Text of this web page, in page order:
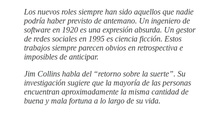
Los nuevos roles siempre han sido aquellos que nadie
podría haber previsto de antemano. Un ingeniero de
software en 1920 es una expresión absurda. Un gestor
de redes sociales en 1995 es ciencia ficción. Estos
trabajos siempre parecen obvios en retrospectiva e
imposibles de anticipar.
Jim Collins habla del “retorno sobre la suerte”. Su
investigación sugiere que la mayoría de las personas
encuentran aproximadamente la misma cantidad de
buena y mala fortuna a lo largo de su vida.